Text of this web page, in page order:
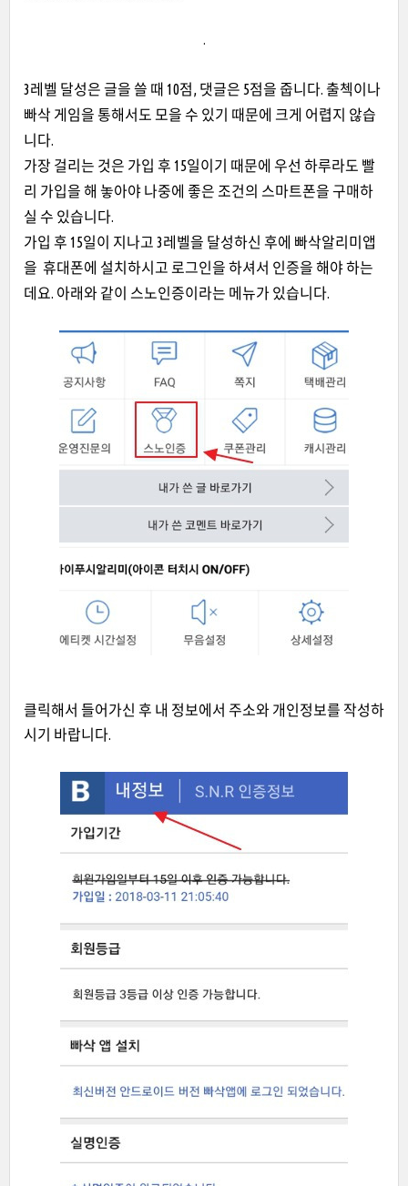
.
3레벨 달성은 글을 쓸 때 10점, 댓글은 5점을 줍니다. 출첵이나
빠삭 게임을 통해서도 모을 수 있기 때문에 크게 어렵지 않습
니다.
가장 걸리는 것은 가입 후 15일이기 때문에 우선 하루라도 빨
리 가입을 해 놓아야 나중에 좋은 조건의 스마트폰을 구매하
실 수 있습니다.
가입 후 15일이 지나고 3레벨을 달성하신 후에 빠삭알리미앱
을 휴대폰에 설치하시고 로그인을 하셔서 인증을 해야 하는
데요. 아래와 같이 스노인증이라는 메뉴가 있습니다.
클릭해서 들어가신 후 내 정보에서 주소와 개인정보를 작성하
시기 바랍니다.